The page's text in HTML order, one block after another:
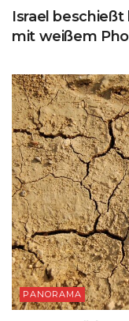
Israel
mit weißem
PANORAMA